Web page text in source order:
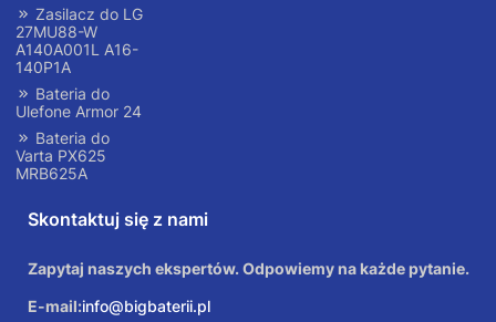
Zasilacz do LG
27MU88-W
A140A001L A16-
140P1A
Bateria do
Ulefone Armor 24
Bateria do
Varta PX625
MRB625A
Skontaktuj się z nami
Zapytaj naszych ekspertów. Odpowiemy na każde pytanie.
E-mail:info@bigbaterii.pl